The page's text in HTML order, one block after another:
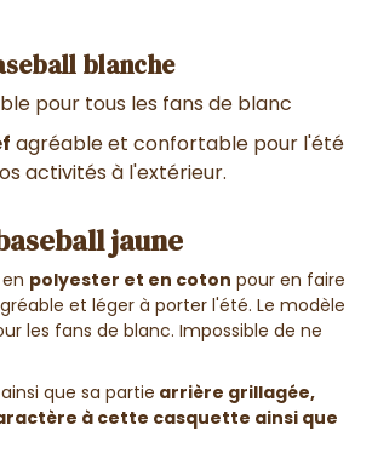
blanche
pour tous les fans de blanc
agréable et confortable pour l'été
activités à l'extérieur.
jaune
polyester et en coton pour en faire
et léger à porter l'été. Le modèle
les fans de blanc. Impossible de ne
que sa partie arrière grillagée,
à cette casquette ainsi que